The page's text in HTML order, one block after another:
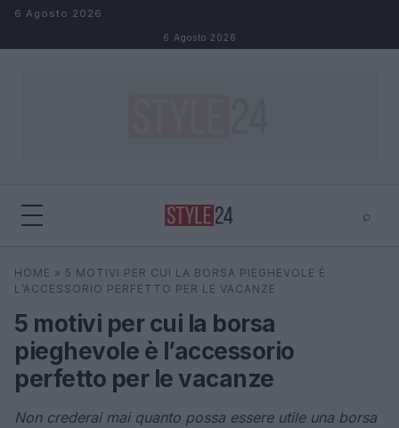
Salta al contenuto
6 Agosto 2026
6 Agosto 2026
⌕
Cerca
HOME » 5 MOTIVI PER CUI LA BORSA PIEGHEVOLE È
L’ACCESSORIO PERFETTO PER LE VACANZE
5 motivi per cui la borsa
pieghevole è l’accessorio
perfetto per le vacanze
Non crederai mai quanto possa essere utile una borsa